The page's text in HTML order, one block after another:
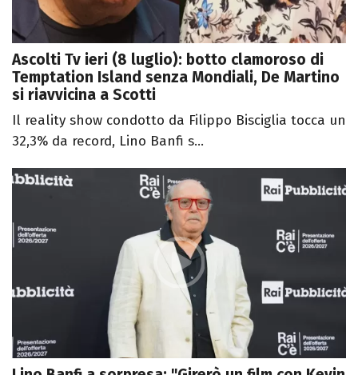
Ascolti Tv ieri (8 luglio): botto clamoroso di
Temptation Island senza Mondiali, De Martino
si riavvicina a Scotti
Il reality show condotto da Filippo Bisciglia tocca un
32,3% da record, Lino Banfi s...